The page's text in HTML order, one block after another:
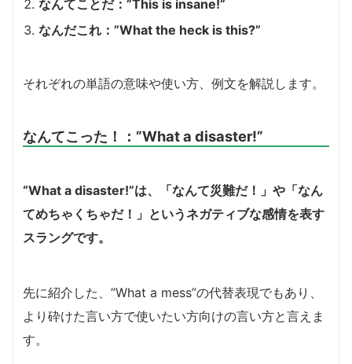
なんてことだ：”This is insane!”
なんだこれ：”What the heck is this?”
それぞれの単語の意味や使い方、例文を解説します。
なんてこった！：”What a disaster!”
“What a disaster!”は、「なんて災難だ！」や「なん
てめちゃくちゃだ！」というネガティブな感情を表す
スラングです。
先に紹介した、”What a mess”の代替表現でもあり、
より砕けた言い方で使いたい方向けの言い方と言えま
す。